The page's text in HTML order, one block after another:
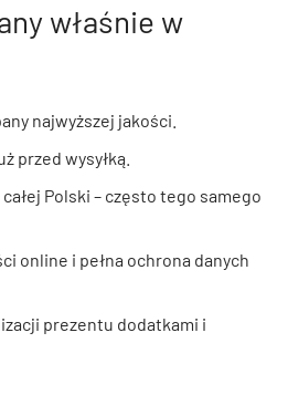
właśnie w
najwyższej jakości.
przed wysyłką.
Polski – często tego samego
online i pełna ochrona danych
prezentu dodatkami i